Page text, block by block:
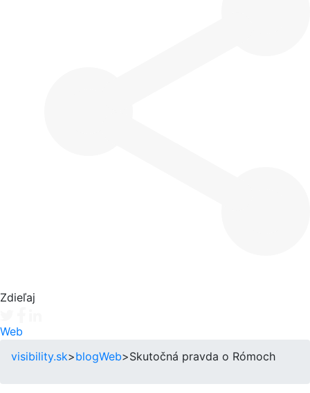
Zdieľaj
Web
visibility.sk>blogWeb>Skutočná pravda o Rómoch